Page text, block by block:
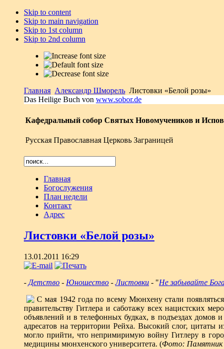
Skip to content
Skip to main navigation
Skip to 1st column
Skip to 2nd column
Главная Александр Шморель Листовки «Белой розы»
Das Heilige Buch von www.sobor.de
Кафедральный собор Святых Новомучеников и
Русская Православная Церковь Заграницей
Главная
Богослужения
План недели
Контакт
Адрес
Листовки «Белой розы»
13.01.2011 16:29
- Детство - Юношество -Листовки - "Не забывайте
С мая 1942 года по всему Мюнхену стали
правительству Гитлера и саботажу всех нацистских
объявлений и в телефонных будках, в подъездах домов
адресатов на территории Рейха. Высокий слог,
могло прийти, что непримиримую войну Гитлеру в
медицины мюнхенского университета. (Фото: Памятник -